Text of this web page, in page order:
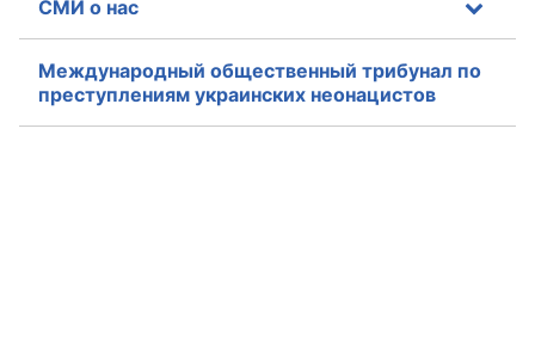
СМИ о нас
Международный общественный трибунал по
преступлениям украинских неонацистов